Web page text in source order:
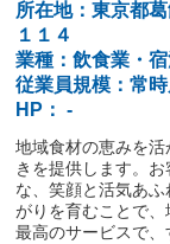
所在地：東京都
１１４
業種：飲食業・
従業員規模：常
HP： -
地域食材の恵みを
きを提供します。
な、笑顔と活気あ
がりを育むことで
最高のサービスで、